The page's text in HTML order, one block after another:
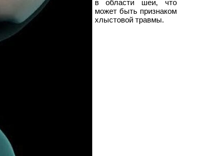
в области шеи, что
может быть признаком
хлыстовой травмы.